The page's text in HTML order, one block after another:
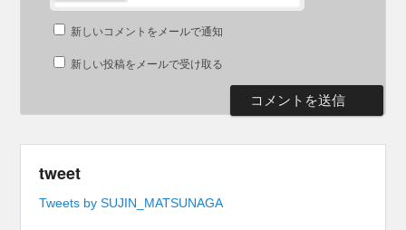
新しいコメントをメールで通知
新しい投稿をメールで受け取る
tweet
Tweets by SUJIN_MATSUNAGA